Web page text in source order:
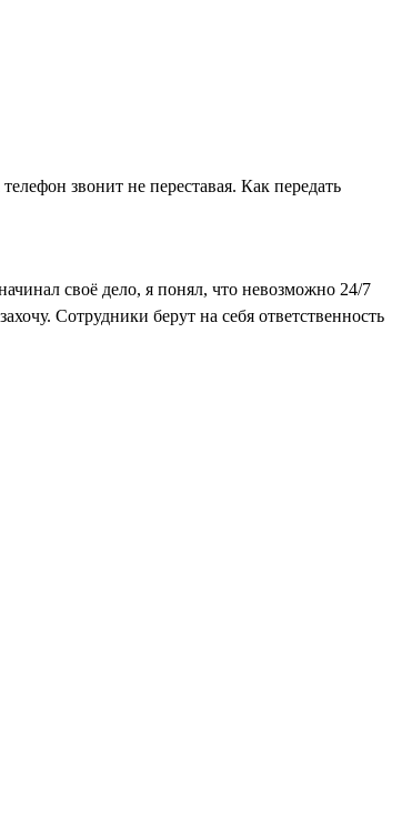
звонит не переставая. Как передать
своё дело, я понял, что невозможно 24/7
Сотрудники берут на себя ответственность